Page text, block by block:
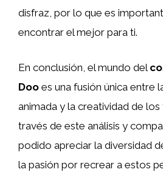
disfraz, por lo que es
encontrar el mejor para ti.
En conclusión, el mundo del
Doo es una fusión única entre
animada y la creatividad de los
través de este análisis y
podido apreciar la diversidad
la pasión por recrear a estos